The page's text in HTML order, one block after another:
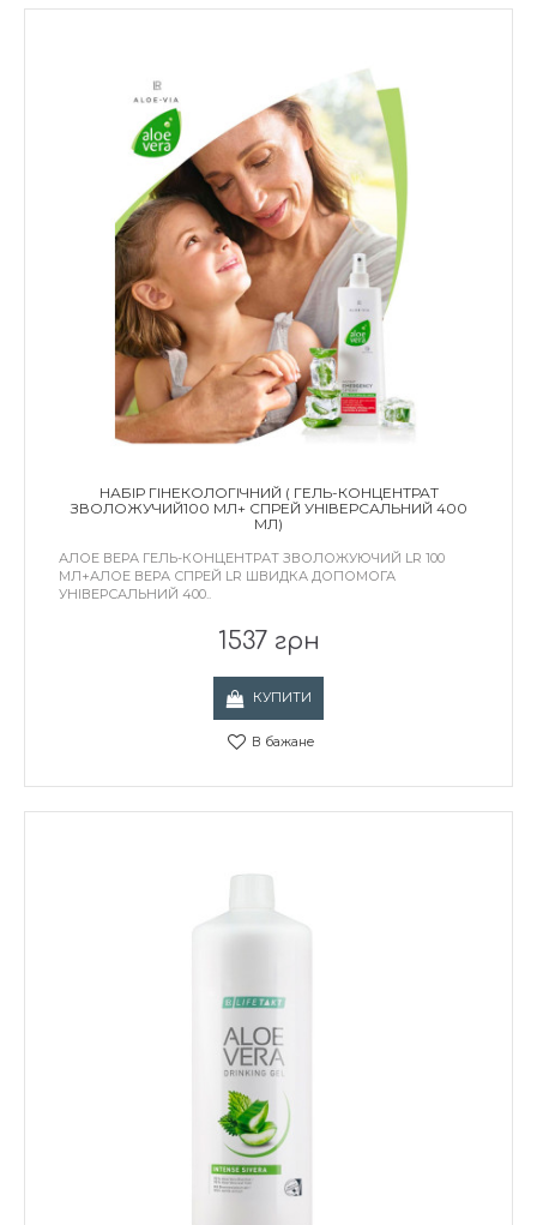
НАБІР ГІНЕКОЛОГІЧНИЙ ( ГЕЛЬ-КОНЦЕНТРАТ
ЗВОЛОЖУЧИЙ100 МЛ+ СПРЕЙ УНІВЕРСАЛЬНИЙ 400
МЛ)
АЛОЕ ВЕРА ГЕЛЬ-КОНЦЕНТРАТ ЗВОЛОЖУЮЧИЙ LR 100
МЛ+АЛОЕ ВЕРА СПРЕЙ LR ШВИДКА ДОПОМОГА
УНІВЕРСАЛЬНИЙ 400..
1537 грн
КУПИТИ
В бажане